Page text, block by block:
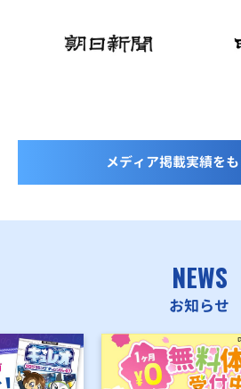
メディア掲載実績を
NEWS
お知らせ